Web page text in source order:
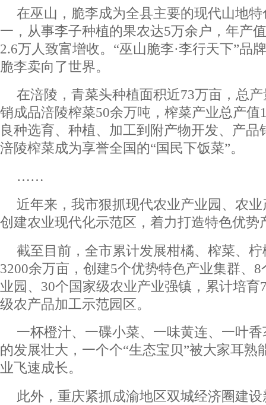
在巫山，脆李成为全县主要的现代山地
一，从事李子种植的果农达5万余户，年产
2.6万人致富增收。“巫山脆李·李行天下”品
脆李卖向了世界。
在涪陵，青菜头种植面积近73万亩，总
销成品涪陵榨菜50余万吨，榨菜产业总产值
良种选育、种植、加工到附产物开发、产品
涪陵榨菜成为享誉全国的“国民下饭菜”。
……
近年来，我市狠抓现代农业产业园、农
创建农业现代化示范区，着力打造特色优势
截至目前，全市累计发展柑橘、榨菜、
3200余万亩，创建5个优势特色产业集群、
业园、30个国家级农业产业强镇，累计培育
级农产品加工示范园区。
一杯橙汁、一碟小菜、一味黄连、一叶
的发展壮大，一个个“生态宝贝”被大家耳熟
业飞速成长。
此外，重庆紧抓成渝地区双城经济圈建